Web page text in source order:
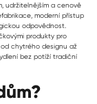
udržitelnějším a cenově
moderní přístup
odpovědnost.
produkty pro
od chytrého designu až
bez potíží tradiční
?